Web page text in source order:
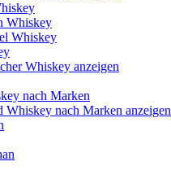
Whiskey
Whiskey
Whiskey anzeigen
nach Marken
Whiskey nach Marken anzeigen